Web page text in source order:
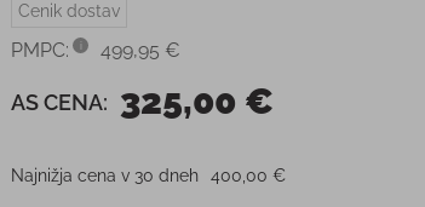
Cenik dostav
PMPC: 499,95 €
AS CENA: 325,00 €
Najnižja cena v 30 dneh 400,00 €